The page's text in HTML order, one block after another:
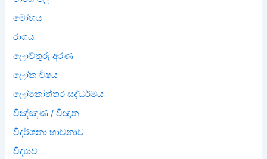
මෝහය
රාගය
ලොව්තුරු අරණ
ලෝක විෂය
ලෝකෝත්තර සද්ධර්මය
විඤ්ඤාණ / විඥාන
විදර්ශනා භාවනාව
විද්‍යාව